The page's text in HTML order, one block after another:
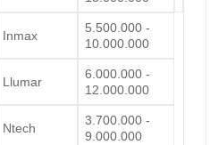
Inmax
5.500.000 -
10.000.000
Llumar
6.000.000 -
12.000.000
Ntech
3.700.000 -
9.000.000